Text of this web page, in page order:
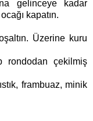
gelinceye kadar
kapatın.
Üzerine kuru
rondodan çekilmiş
frambuaz, minik